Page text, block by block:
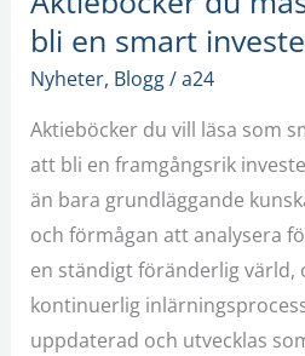
bli en smart
Nyheter, Blogg/a24
Aktieböcker du vill läsa som
att bli en framgångsrik
än bara grundläggande
och förmågan att analysera
en ständigt föränderlig värld,
kontinuerlig
uppdaterad och utvecklas
investerare